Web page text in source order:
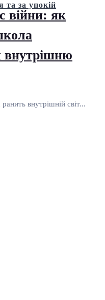
та за упокій
війни: як
внутрішню
внутрішній світ...